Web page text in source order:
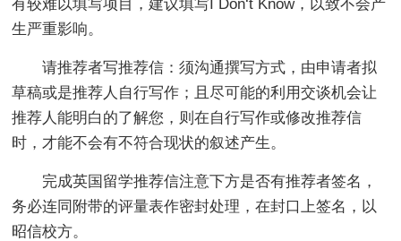
有较难以填写项目，建议填写I Don‘t Know，以致不会产
生严重影响。
请推荐者写推荐信：须沟通撰写方式，由申请者拟
草稿或是推荐人自行写作；且尽可能的利用交谈机会让
推荐人能明白的了解您，则在自行写作或修改推荐信
时，才能不会有不符合现状的叙述产生。
完成英国留学推荐信注意下方是否有推荐者签名，
务必连同附带的评量表作密封处理，在封口上签名，以
昭信校方。